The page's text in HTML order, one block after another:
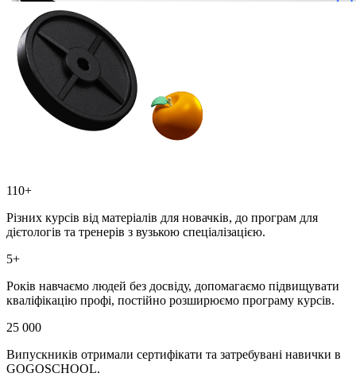
110+
Різних курсів від матеріалів для новачків, до програм для
дієтологів та тренерів з вузькою спеціалізацією.
5+
Років навчаємо людей без досвіду, допомагаємо підвищувати
кваліфікацію профі, постійно розширюємо програму курсів.
25 000
Випускників отримали сертифікати та затребувані навички в
GOGOSCHOOL.